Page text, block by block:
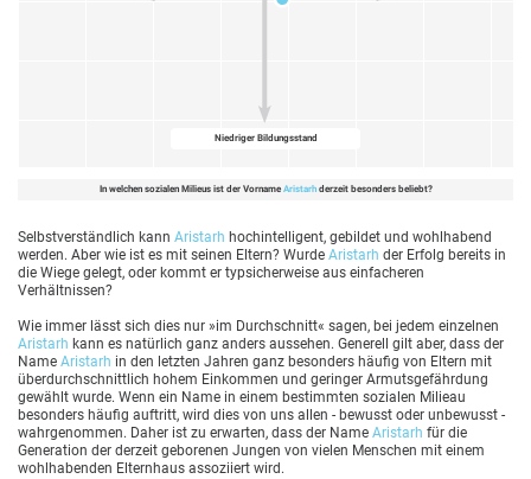
Niedriger Bildungsstand
In welchen sozialen Milieus ist der Vorname Aristarhderzeit besonders beliebt?
Selbstverständlich kann Aristarh hochintelligent, gebildet und wohlhabend
werden. Aber wie ist es mit seinen Eltern? Wurde Aristarh der Erfolg bereits in
die Wiege gelegt, oder kommt er typsicherweise aus einfacheren
Verhältnissen?
Wie immer lässt sich dies nur »im Durchschnitt« sagen, bei jedem einzelnen
Aristarh kann es natürlich ganz anders aussehen. Generell gilt aber, dass der
Name Aristarh in den letzten Jahren ganz besonders häufig von Eltern mit
überdurchschnittlich hohem Einkommen und geringer Armutsgefährdung
gewählt wurde. Wenn ein Name in einem bestimmten sozialen Milieau
besonders häufig auftritt, wird dies von uns allen - bewusst oder unbewusst -
wahrgenommen. Daher ist zu erwarten, dass der Name Aristarh für die
Generation der derzeit geborenen Jungen von vielen Menschen mit einem
wohlhabenden Elternhaus assoziiert wird.